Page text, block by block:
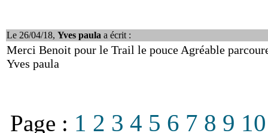
Le 26/04/18, Yves paula a écrit :
Merci Benoit pour le Trail le pouce Agréable
Yves paula
Page : 1 2 3 4 5 6 7 8 9 10